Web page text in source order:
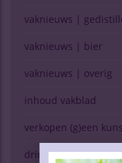
vaknieuws |
vaknieuws | bier
vaknieuws | overig
inhoud vakblad
verkopen (g)een
drinken &